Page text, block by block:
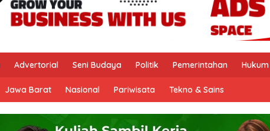
Advertorial Seni Budaya Politik Pemerintahan Hukum
Jawa Barat Nasional Pariwisata Tekno & Sains